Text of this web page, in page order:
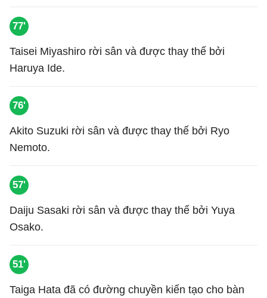
77'
Taisei Miyashiro rời sân và được thay thế bởi
Haruya Ide.
76'
Akito Suzuki rời sân và được thay thế bởi Ryo
Nemoto.
57'
Daiju Sasaki rời sân và được thay thế bởi Yuya
Osako.
51'
Taiga Hata đã có đường chuyền kiến tạo cho bàn